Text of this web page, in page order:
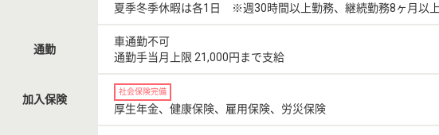
夏季冬季休暇は各1日 ※週30時間以上勤務、継続勤務8ヶ月以
通勤
車通勤不可
通勤手当月上限 21,000円まで支給
加入保険
社会保険完備
厚生年金、健康保険、雇用保険、労災保険